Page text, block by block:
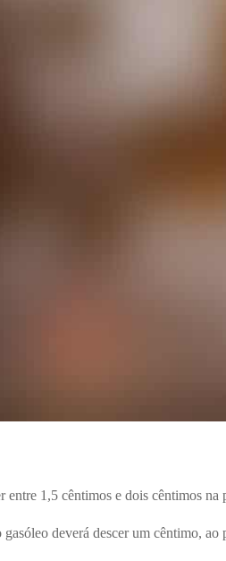
entre 1,5 cêntimos e dois cêntimos
gasóleo deverá descer um cêntimo,